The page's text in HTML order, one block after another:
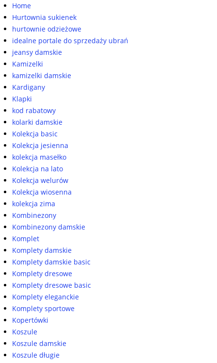
Home
Hurtownia sukienek
hurtownie odzieżowe
idealne portale do sprzedaży ubrań
jeansy damskie
Kamizelki
kamizelki damskie
Kardigany
Klapki
kod rabatowy
kolarki damskie
Kolekcja basic
Kolekcja jesienna
kolekcja masełko
Kolekcja na lato
Kolekcja welurów
Kolekcja wiosenna
kolekcja zima
Kombinezony
Kombinezony damskie
Komplet
Komplety damskie
Komplety damskie basic
Komplety dresowe
Komplety dresowe basic
Komplety eleganckie
Komplety sportowe
Kopertówki
Koszule
Koszule damskie
Koszule długie